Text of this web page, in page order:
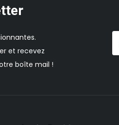
et recevez
boîte mail !